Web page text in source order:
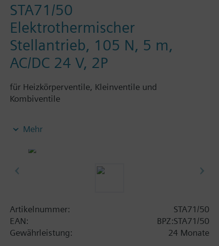
STA71/50
Elektrothermischer
Stellantrieb, 105 N, 5 m,
AC/DC 24 V, 2P
für Heizkörperventile, Kleinventile und
Kombiventile
quasistetigen Regelung von Heizungsanlagen,
1,2 m und 5 m Kabel erhältlich. Passend auf
Kleinventile VD1...CLC und V..I46.. und auf
Heizkörperventile mit Anschluss M30 x 1,5 und 2,5
mm Hub (Heimeier, Cazzaniga, Oventrop M30x1,5,
Honeywell-Braukmann, MNG, Junkers, Beulco neu).
Mehr
Artikelnummer:
STA71/50
EAN:
BPZ:STA71/50
Gewährleistung:
24 Monate